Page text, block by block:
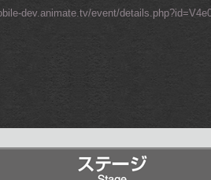
dev.animate.tv/event/